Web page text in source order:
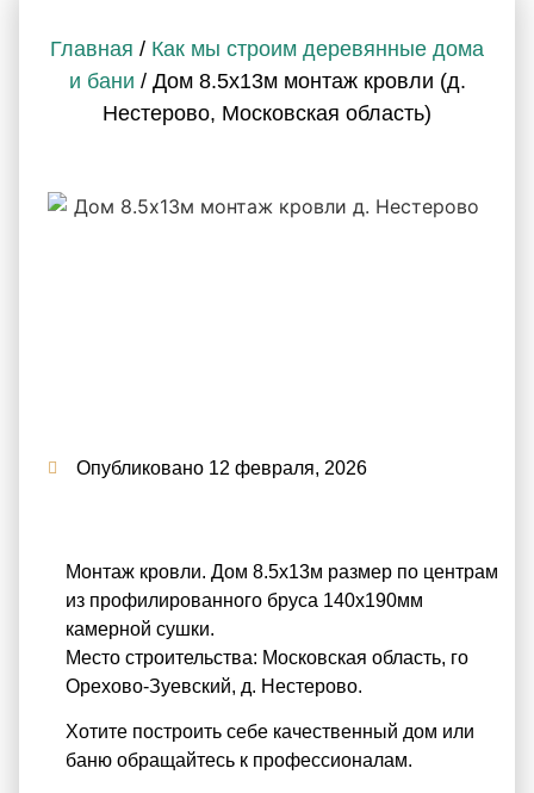
Главная / Как мы строим деревянные дома
и бани / Дом 8.5х13м монтаж кровли (д.
Нестерово, Московская область)
Опубликовано 12 февраля, 2026
Монтаж кровли. Дом 8.5х13м размер по центрам
из профилированного бруса 140х190мм
камерной сушки.
Место строительства: Московская область, го
Орехово-Зуевский, д. Нестерово.
Хотите построить себе качественный дом или
баню обращайтесь к профессионалам.